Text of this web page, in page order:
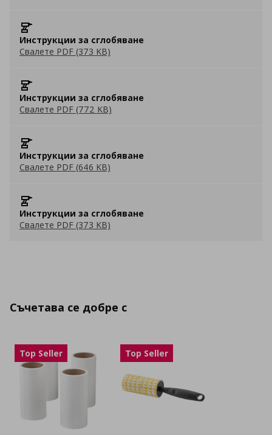
Инструкции за сглобяване
Свалете PDF (373 KB)
Инструкции за сглобяване
Свалете PDF (772 KB)
Инструкции за сглобяване
Свалете PDF (646 KB)
Инструкции за сглобяване
Свалете PDF (373 KB)
Съчетава се добре с
Top Seller Top Seller